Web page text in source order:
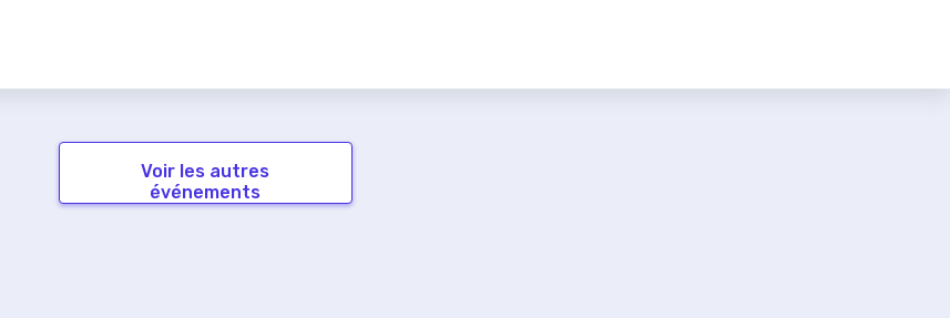
Voir les autres
événements